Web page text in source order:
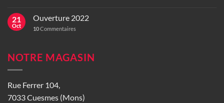
21
Oct
Ouverture 2022
10Commentaires
NOTRE MAGASIN
Rue Ferrer 104,
7033 Cuesmes (Mons)